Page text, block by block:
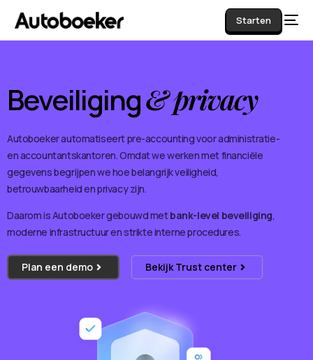
Starten
Beveiliging& privacy
Autoboeker automatiseert pre-accounting voor administratie-
en accountantskantoren. Omdat we werken met financiële
gegevens begrijpen we hoe belangrijk veiligheid,
betrouwbaarheid en privacy zijn.
Daarom is Autoboeker gebouwd metbank-level beveiliging,
moderne infrastructuur en strikte interne procedures.
Plan een demo Bekijk Trust center
AI